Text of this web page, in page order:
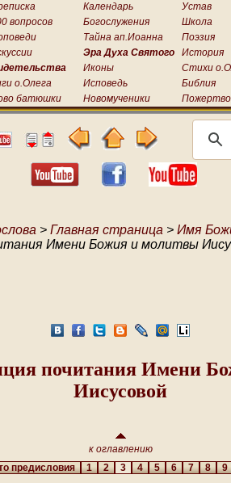
Календарь Устав
вопросов Богослужения Школа
Тайна ап.Иоанна Поэзия
Эра Духа Святого История
Иконы Стихи
о.Олега Исповедь Библия
батюшки Новомученики
> Главная страница > Имя
Имени Божия и молитвы
почитания Имени
Иисусовой
к оглавлению
предисловия12 3 45678